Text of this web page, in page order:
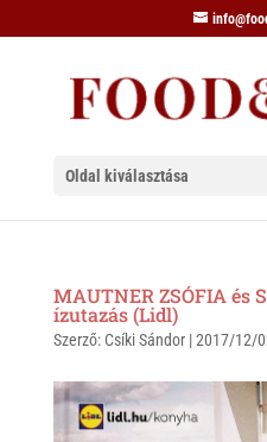
Oldal kiválasztása
MAUTNER ZSÓFIA és
ízutazás (Lidl)
Szerző: Csíki Sándor|2017/12/